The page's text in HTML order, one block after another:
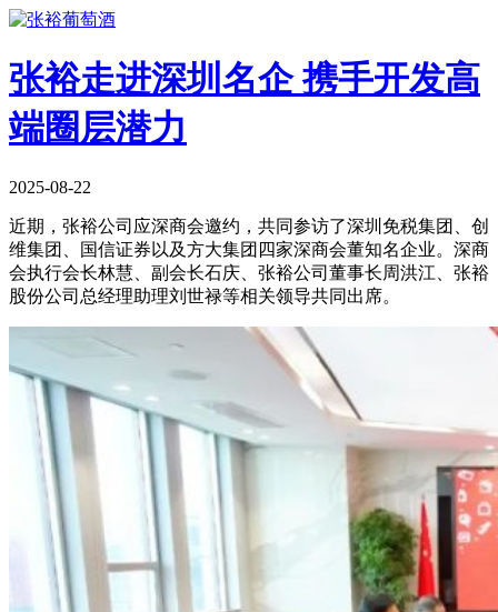
张裕走进深圳名企 携手开发高
端圈层潜力
2025-08-22
近期，张裕公司应深商会邀约，共同参访了深圳免税集团、创
维集团、国信证券以及方大集团四家深商会董知名企业。深商
会执行会长林慧、副会长石庆、张裕公司董事长周洪江、张裕
股份公司总经理助理刘世禄等相关领导共同出席。